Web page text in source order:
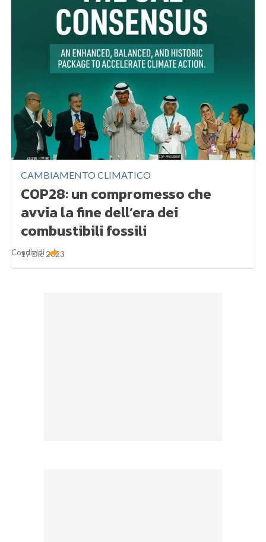
CAMBIAMENTO CLIMATICO
COP28: un compromesso che
avvia la fine dell’era dei
combustibili fossili
17 Dic 2023
Condividi